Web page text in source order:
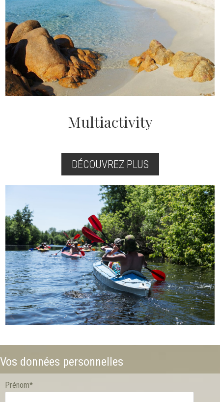
Multiactivity
DÉCOUVREZ PLUS
Vos données personnelles
Prénom*